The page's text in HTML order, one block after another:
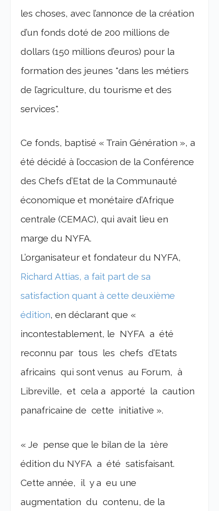
les choses, avec l’annonce de la création
d’un fonds doté de 200 millions de
dollars (150 millions d’euros) pour la
formation des jeunes "dans les métiers
de l’agriculture, du tourisme et des
services".
Ce fonds, baptisé « Train Génération », a
été décidé à l’occasion de la Conférence
des Chefs d’Etat de la Communauté
économique et monétaire d’Afrique
centrale (CEMAC), qui avait lieu en
marge du NYFA.
L’organisateur et fondateur du NYFA,
Richard Attias, a fait part de sa
satisfaction quant à cette deuxième
édition, en déclarant que «
incontestablement, le NYFA a été
reconnu par tous les chefs d’Etats
africains qui sont venus au Forum, à
Libreville, et cela a apporté la caution
panafricaine de cette initiative ».
« Je pense que le bilan de la 1ère
édition du NYFA a été satisfaisant.
Cette année, il y a eu une
augmentation du contenu, de la